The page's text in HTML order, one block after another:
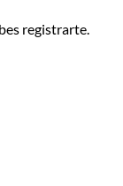
registrarte.